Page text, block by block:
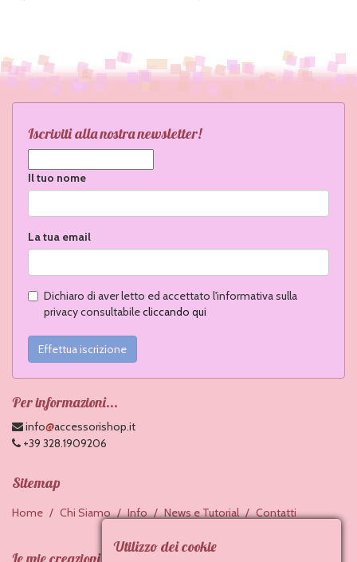
Iscriviti alla nostra newsletter!
Il tuo nome
La tua email
Dichiaro di aver letto ed accettato l'informativa sulla
privacy consultabilecliccando qui
Effettua iscrizione
Per informazioni...
info@accessorishop.it
+39 328.1909206
Sitemap
Home Chi Siamo Info News e Tutorial Contatti
Le mie creazioni
Utilizzo dei cookie